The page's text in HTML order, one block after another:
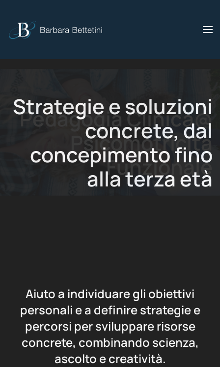
Skip to main content
Strategie e soluzioni
concrete, dal
concepimento fino
alla terza età
Aiuto a individuare gli obiettivi
personali e a definire strategie e
percorsi per sviluppare risorse
concrete, combinando scienza,
ascolto e creatività.